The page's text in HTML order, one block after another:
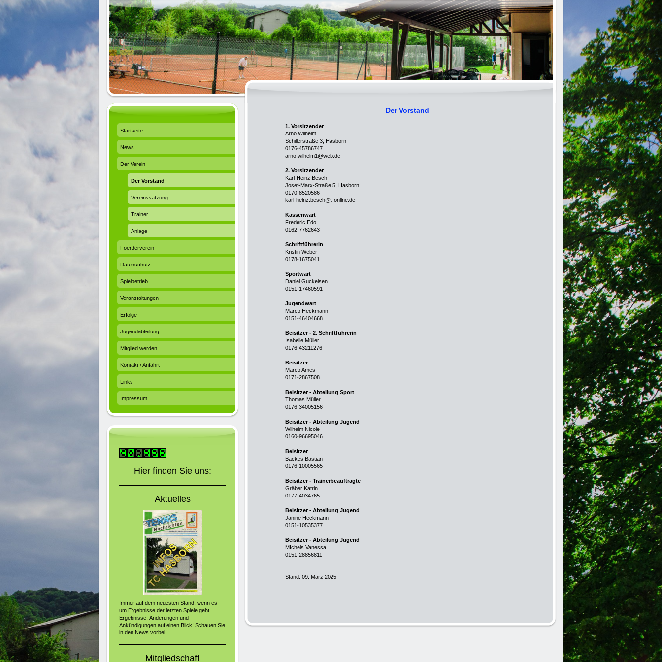
Der Vorstand
1. Vorsitzender
Arno Wilhelm
Schillerstraße 3, Hasborn
0176-45786747
arno.wilhelm1@web.de
2. Vorsitzender
Karl-Heinz Besch
Josef-Marx-Straße 5, Hasborn
0170-8520586
karl-heinz.besch@t-online.de
Kassenwart
Frederic Edo
0162-7762643
Schriftführerin
Kristin Weber
0178-1675041
Sportwart
Daniel Guckeisen
0151-17460591
Jugendwart
Marco Heckmann
0151-46404668
Beisitzer - 2. Schriftführerin
Isabelle Müller
0176-43211276
Beisitzer
Marco Ames
0171-2867508
Beisitzer - Abteilung Sport
Thomas Müller
0176-34005156
Beisitzer - Abteilung Jugend
Wilhelm Nicole
0160-96695046
Beisitzer
Backes Bastian
0176-10005565
Beisitzer - Trainerbeauftragte
Gräber Katrin
0177-4034765
Beisitzer - Abteilung Jugend
Janine Heckmann
0151-10535377
Beisitzer - Abteilung Jugend
MIchels Vanessa
0151-28856811
Stand: 09. März 2025
Startseite
News
Der Verein
Der Vorstand
Vereinssatzung
Trainer
Anlage
Foerderverein
Datenschutz
Spielbetrieb
Veranstaltungen
Erfolge
Jugendabteilung
Mitglied werden
Kontakt / Anfahrt
Links
Impressum
Hier finden Sie uns:
Aktuelles
Immer auf dem neuesten Stand, wenn es
um Ergebnisse der letzten Spiele geht.
Ergebnisse, Änderungen und
Ankündigungen auf einen Blick! Schauen Sie
in den News vorbei.
Mitgliedschaft